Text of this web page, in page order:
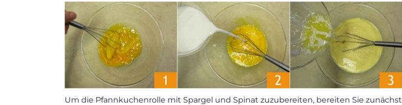
Um die Pfannkuchenrolle mit Spargel und Spinat zuzubereiten, bereiten Sie zunächst